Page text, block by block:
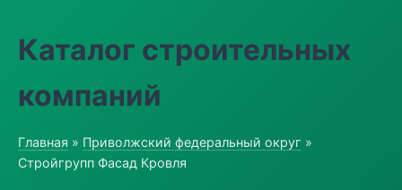
Каталог строительных
компаний
Главная » Приволжский федеральный округ »
Стройгрупп Фасад Кровля